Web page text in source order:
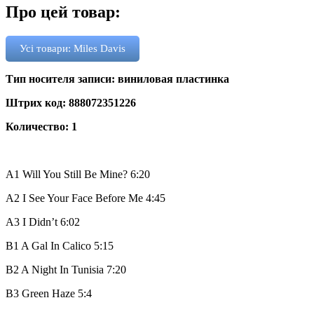
Про цей товар:
Усі товари: Miles Davis
Тип носителя записи: виниловая пластинка
Штрих код: 888072351226
Количество: 1
A1 Will You Still Be Mine? 6:20
A2 I See Your Face Before Me 4:45
A3 I Didn’t 6:02
B1 A Gal In Calico 5:15
B2 A Night In Tunisia 7:20
B3 Green Haze 5:4